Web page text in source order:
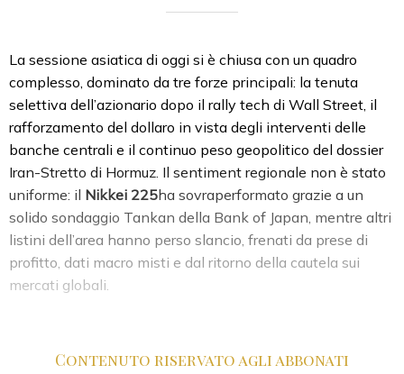
La sessione asiatica di oggi si è chiusa con un quadro
complesso, dominato da tre forze principali: la tenuta
selettiva dell’azionario dopo il rally tech di Wall Street, il
rafforzamento del dollaro in vista degli interventi delle
banche centrali e il continuo peso geopolitico del dossier
Iran-Stretto di Hormuz. Il sentiment regionale non è stato
uniforme: il Nikkei 225ha sovraperformato grazie a un
solido sondaggio Tankan della Bank of Japan, mentre altri
listini dell’area hanno perso slancio, frenati da prese di
profitto, dati macro misti e dal ritorno della cautela sui
mercati globali.
Contenuto riservato agli abbonati